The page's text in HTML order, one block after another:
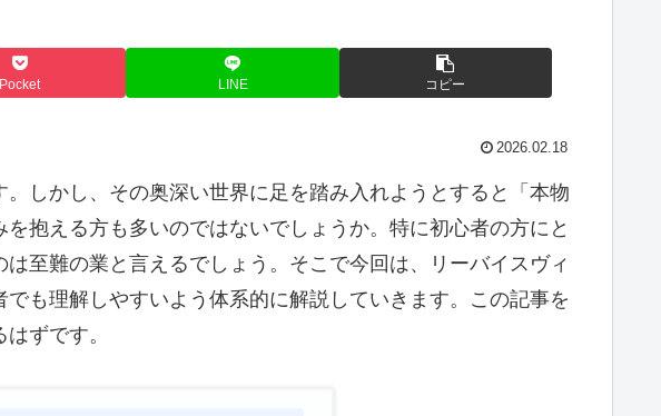
Pocket LINE コピー
2026.02.18
しかし、その奥深い世界に足を踏み入れようとすると「本物
抱える方も多いのではないでしょうか。特に初心者の方にと
至難の業と言えるでしょう。そこで今回は、リーバイスヴィ
も理解しやすいよう体系的に解説していきます。この記事を
ずです。